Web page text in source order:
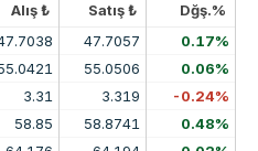
Alış ₺ Satış ₺ Dğş.%
47.7057 0.17%
55.0506 0.06%
3.31 3.319 -0.24%
58.85 58.8741 0.48%